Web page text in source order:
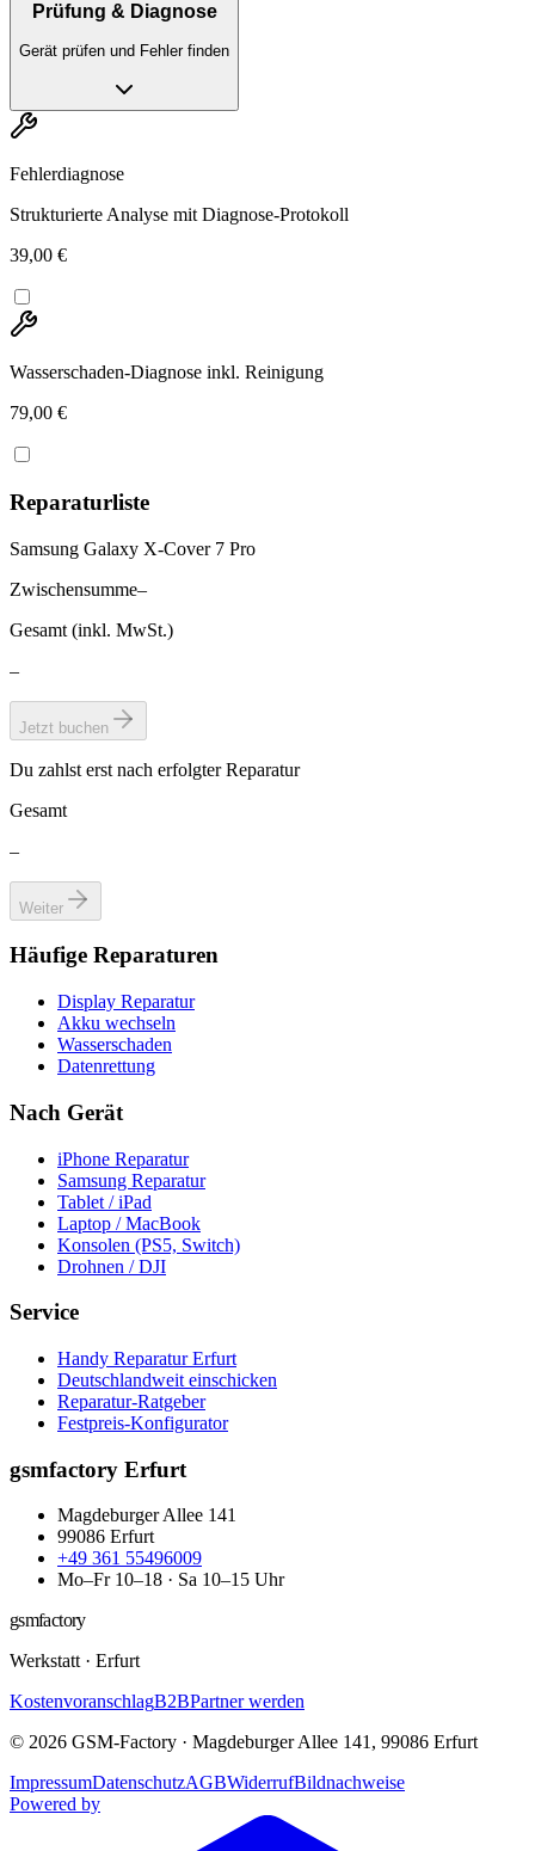
Prüfung & Diagnose
Gerät prüfen und Fehler finden
Fehlerdiagnose
Strukturierte Analyse mit Diagnose-Protokoll
39,00 €
Wasserschaden-Diagnose inkl. Reinigung
79,00 €
Reparaturliste
Samsung Galaxy X-Cover 7 Pro
Zwischensumme–
Gesamt (inkl. MwSt.)
–
Jetzt buchen
Du zahlst erst nach erfolgter Reparatur
Gesamt
–
Weiter
Häufige Reparaturen
Display Reparatur
Akku wechseln
Wasserschaden
Datenrettung
Nach Gerät
iPhone Reparatur
Samsung Reparatur
Tablet / iPad
Laptop / MacBook
Konsolen (PS5, Switch)
Drohnen / DJI
Service
Handy Reparatur Erfurt
Deutschlandweit einschicken
Reparatur-Ratgeber
Festpreis-Konfigurator
gsmfactory Erfurt
Magdeburger Allee 141
99086 Erfurt
+49 361 55496009
Mo–Fr 10–18 · Sa 10–15 Uhr
gsmfactory
Werkstatt · Erfurt
KostenvoranschlagB2BPartner werden
© 2026 GSM-Factory · Magdeburger Allee 141 , 99086 Erfurt
ImpressumDatenschutzAGBWiderrufBildnachweise
Powered by